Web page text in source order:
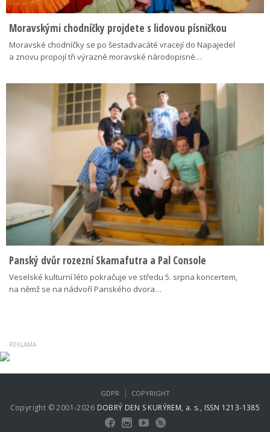
Moravskými chodníčky projdete s lidovou písničkou
Moravské chodníčky se po šestadvacáté vracejí do Napajedel
a znovu propojí tři výrazné moravské národopisné…
Panský dvůr rozezní Skamafutra a Pal Console
Veselské kulturní léto pokračuje ve středu 5. srpna koncertem,
na němž se na nádvoří Panského dvora…
Copyright © 2001-2026 DOBRÝ DEN S KURÝREM, a. s., ISSN 1213-1385
GDPR | COPYRIGHT